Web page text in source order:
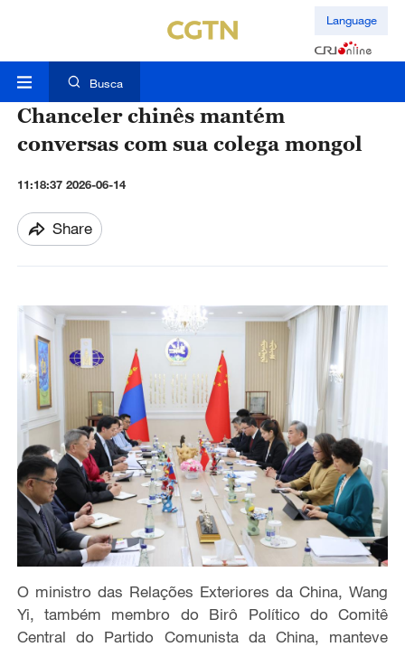
Language
Busca
Chanceler chinês mantém
conversas com sua colega mongol
11:18:37 2026-06-14
Share
O ministro das Relações Exteriores da China, Wang
Yi, também membro do Birô Político do Comitê
Central do Partido Comunista da China, manteve